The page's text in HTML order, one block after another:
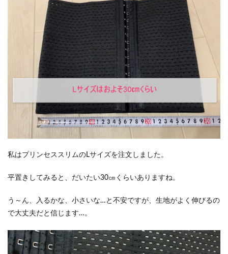
私はプリンセススリムのLサイズを注文しました。
平置きしてみると、だいたい30㎝くらいありますね。
う～ん、入るかな、小さいな…と不安ですが、生地がよく伸びるの
で大丈夫だと信じます…。